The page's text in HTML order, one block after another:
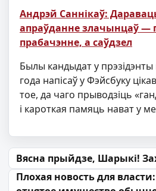
Андрэй Саннікаў:
апраўданне злачынцаў —
прабачэнне, а саўдзел
Былы кандыдат у
года напісаў у Фэйсбуку
тое, да чаго прыводзіць
і кароткая памяць нават у
Навігацыя па
Вясна прыйдзе, Шарыкі!
Плохая новость для